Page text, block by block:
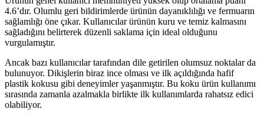
4.6’dır. Olumlu geri bildirimlerde ürünün dayanıklılığı ve fermuarın
sağlamlığı öne çıkar. Kullanıcılar ürünün kuru ve temiz kalmasını
sağladığını belirterek düzenli saklama için ideal olduğunu
vurgulamıştır.
Ancak bazı kullanıcılar tarafından dile getirilen olumsuz noktalar da
bulunuyor. Dikişlerin biraz ince olması ve ilk açıldığında hafif
plastik kokusu gibi deneyimler yaşanmıştır. Bu koku ürün kullanımı
sırasında zamanla azalmakla birlikte ilk kullanımlarda rahatsız edici
olabiliyor.